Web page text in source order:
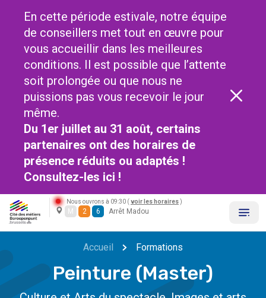
En cette période estivale, notre équipe
de conseillers met tout en œuvre pour
vous accueillir dans les meilleures
conditions. Il est possible que l’attente
soit prolongée ou que nous ne
puissions pas vous recevoir le jour
même.
Du 1er juillet au 31 août, certains
partenaires ont des horaires de
présence réduits ou adaptés !
Consultez-les ici !
Nous ouvrons à 09:30 ( voir les horaires )
M 2 6 Arrêt Madou
Accueil Formations
Peinture (Master)